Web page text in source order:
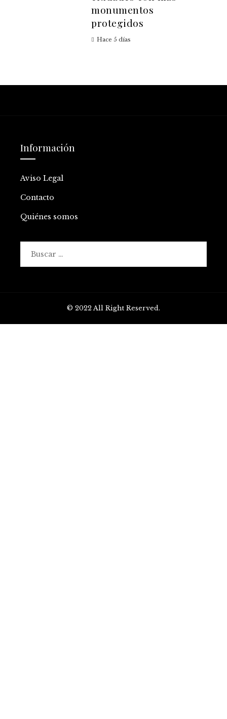
monumentos
protegidos
Hace 5 días
Información
Aviso Legal
Contacto
Quiénes somos
© 2022 All Right Reserved.